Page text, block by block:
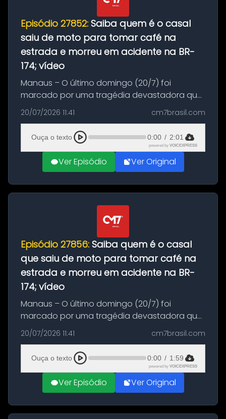
Episódio 27852: Saiba quem é o casal
saiu de moto para tomar café na
estrada e morreu em acidente na BR-
174; vídeo
Manaus – O último domingo (20/7) foi
marcado por uma tragédia devastadora que
resultou na morte precoce de dois jovens na
BR-174, na zona rural de Manaus. Um passeio
com destino a um típico café regio...
20/07/2026 11:41 cm7brasil.com
Ouça o texto 0:00 / 2:01
powered by VOICEXPRESS
Ver Episódio Ver Original
Episódio 27856: Saiba quem é o casal
que saiu de moto para tomar café na
estrada e morreu em acidente na BR-
174; vídeo
Manaus – O último domingo (20/7) foi
marcado por uma tragédia devastadora que
resultou na morte precoce de dois jovens na
BR-174, na zona rural de Manaus. Um passeio
com destino a um típico café regio...
20/07/2026 11:41 cm7brasil.com
Ouça o texto 0:00 / 1:59
powered by VOICEXPRESS
Ver Episódio Ver Original